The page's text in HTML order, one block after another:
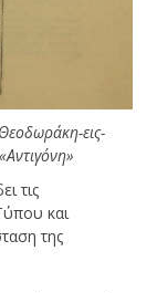
εις-
τις
και
της